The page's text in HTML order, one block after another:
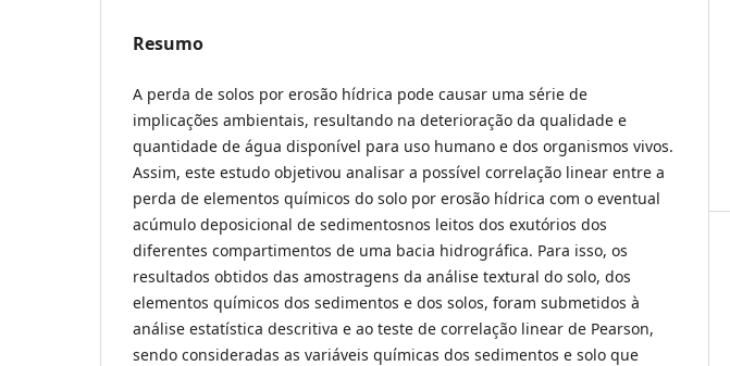
Resumo
A perda de solos por erosão hídrica pode causar uma série de
implicações ambientais, resultando na deterioração da qualidade e
quantidade de água disponível para uso humano e dos organismos vivos.
Assim, este estudo objetivou analisar a possível correlação linear entre a
perda de elementos químicos do solo por erosão hídrica com o eventual
acúmulo deposicional de sedimentosnos leitos dos exutórios dos
diferentes compartimentos de uma bacia hidrográfica. Para isso, os
resultados obtidos das amostragens da análise textural do solo, dos
elementos químicos dos sedimentos e dos solos, foram submetidos à
análise estatística descritiva e ao teste de correlação linear de Pearson,
sendo consideradas as variáveis químicas dos sedimentos e solo que